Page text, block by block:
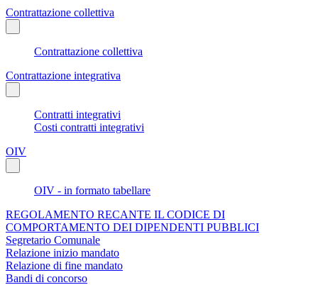
Contrattazione collettiva
Contrattazione collettiva
Contrattazione integrativa
Contratti integrativi
Costi contratti integrativi
OIV
OIV - in formato tabellare
REGOLAMENTO RECANTE IL CODICE DI
COMPORTAMENTO DEI DIPENDENTI PUBBLICI
Segretario Comunale
Relazione inizio mandato
Relazione di fine mandato
Bandi di concorso